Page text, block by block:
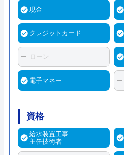
現金
クレジットカード
ローン
電子マネー
資格
給水装置工事
主任技術者